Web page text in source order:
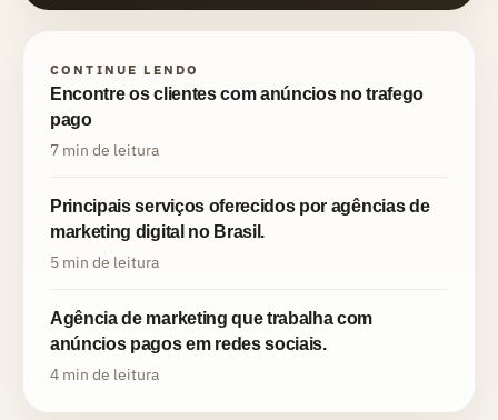
CONTINUE LENDO
Encontre os clientes com anúncios no trafego
pago
7 min de leitura
Principais serviços oferecidos por agências de
marketing digital no Brasil.
5 min de leitura
Agência de marketing que trabalha com
anúncios pagos em redes sociais.
4 min de leitura